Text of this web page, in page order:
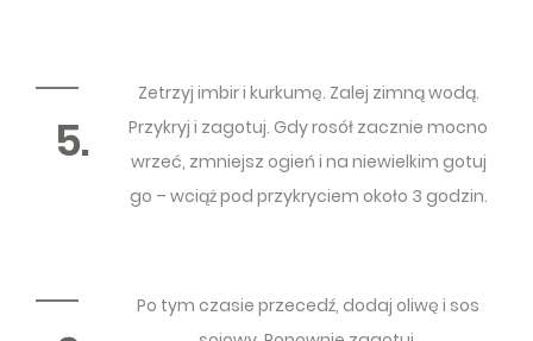
5.
Zetrzyj imbir i kurkumę. Zalej zimną wodą.
Przykryj i zagotuj. Gdy rosół zacznie mocno
wrzeć, zmniejsz ogień i na niewielkim gotuj
go – wciąż pod przykryciem około 3 godzin.
Po tym czasie przecedź, dodaj oliwę i sos